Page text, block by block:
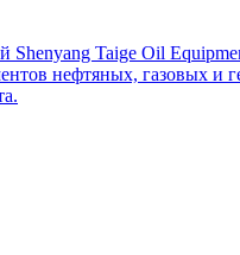
Taige Oil
нефтяных, газовых